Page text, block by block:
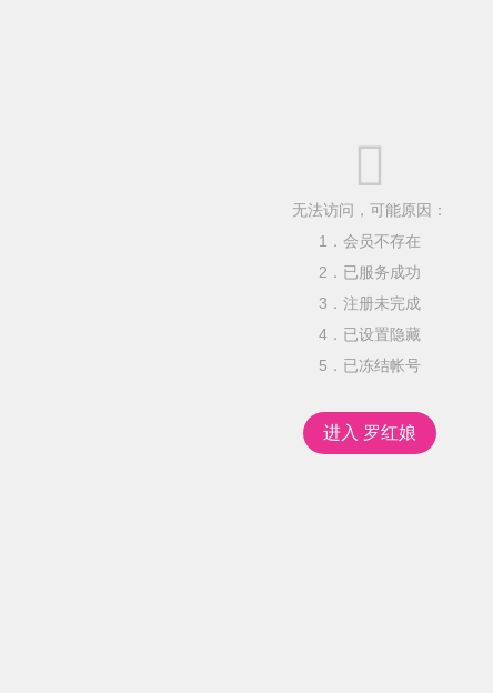

无法访问，可能原因：
1．会员不存在
2．已服务成功
3．注册未完成
4．已设置隐藏
5．已冻结帐号
进入 罗红娘